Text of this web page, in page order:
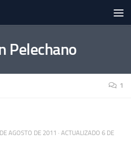
Pelechano
1
AGOSTO DE 2011 · ACTUALIZADO 6 DE